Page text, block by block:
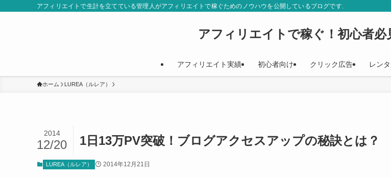
アフィリエイトで生計を立てている管理人がアフィリエイトで稼ぐためのノウハウを公開しているブログです。初心者の方に
アフィリエイトで稼ぐ！初心者
アフィリエイト実績 初心者向け クリック広告 レン
ホーム LUREA（ルレア）
1日13万PV突破！ブログアクセスアップの秘訣とは？
2014
12/20
LUREA（ルレア） 2014年12月21日